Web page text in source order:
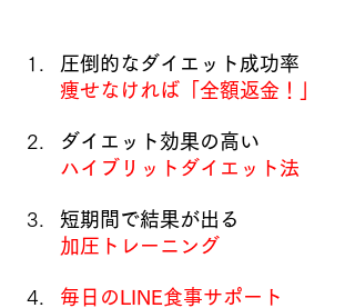
圧倒的なダイエット成功率
痩せなければ「全額返金！」
ダイエット効果の高い
ハイブリットダイエット法
短期間で結果が出る
加圧トレーニング
毎日のLINE食事サポート